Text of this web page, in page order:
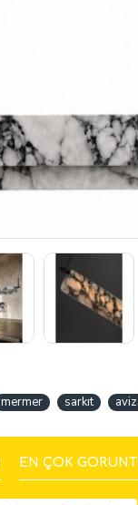
mermer sarkıt
EN ÇOK